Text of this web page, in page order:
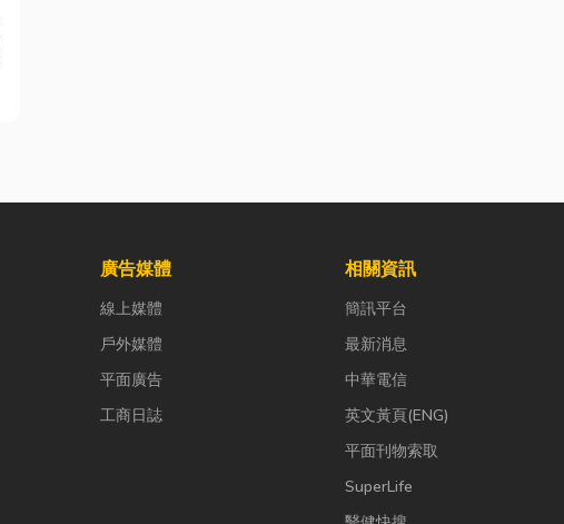
廣告媒體
線上媒體
戶外媒體
平面廣告
工商日誌
相關資訊
簡訊平台
最新消息
中華電信
英文黃頁(ENG)
平面刊物索取
SuperLife